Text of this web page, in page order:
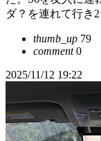
ダ？を連れて行き
thumb_up 79
comment0
2025/11/12 19:22